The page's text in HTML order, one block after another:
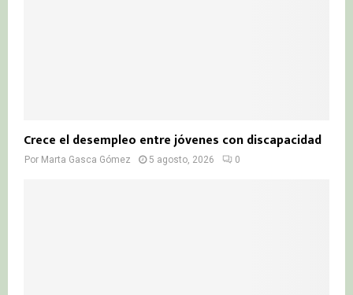
Crece el desempleo entre jóvenes con discapacidad
Por Marta Gasca Gómez 5 agosto, 2026 0